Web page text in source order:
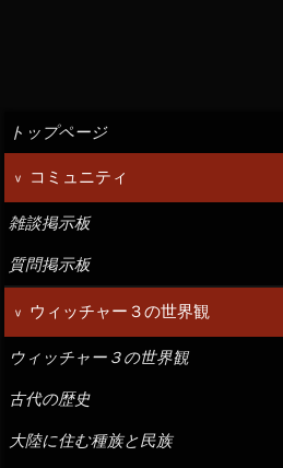
トップページ
コミュニティ
雑談掲示板
質問掲示板
ウィッチャー３の世界観
ウィッチャー３の世界観
古代の歴史
大陸に住む種族と民族